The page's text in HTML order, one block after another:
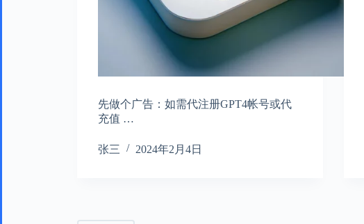
先做个广告：如需代注册GPT4帐号或代
充值 …
张三 2024年2月4日